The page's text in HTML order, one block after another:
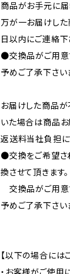
商品がお手元に届
万が一お届けし
日以内にご連絡下
●交換品がご用意
予めご了承下さい
お届けした商品
いた場合は商品
返送料当社負担に
●交換をご希望さ
換させて頂きます。
交換品がご用意
予めご了承下さい
【以下の場合には